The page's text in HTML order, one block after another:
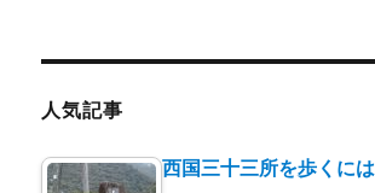
ブ
人気記事
西国三十三所を歩くには